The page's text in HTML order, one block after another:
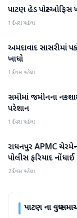
પાટણ
પાટણ હેડ પોસ્ટઓફિસ
1 દિવસ પહેલા
પાટણ
અમદાવાદ સાસરીમાં
ખાધો
1 દિવસ પહેલા
પાટણ
સમીમાં જમીનના
પરેશાન
1 દિવસ પહેલા
પાટણ
રાધનપુર APMC
પોલીસ ફરિયાદ નોંધાઈ
2 દિવસ પહેલા
પાટણના વધુ